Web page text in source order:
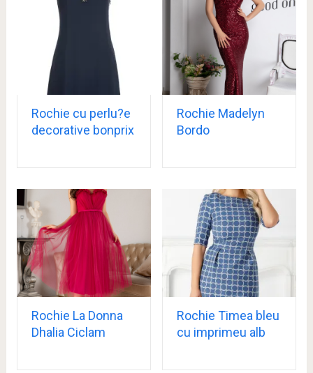
Rochie cu perlu?e
decorative bonprix
Rochie Madelyn
Bordo
Rochie La Donna
Dhalia Ciclam
Rochie Timea bleu
cu imprimeu alb